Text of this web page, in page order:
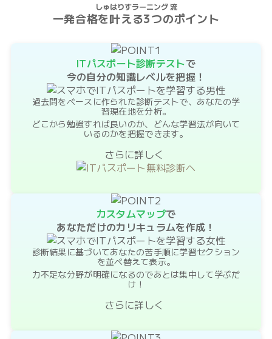
しゅはりすラーニング 流
一発合格を叶える3つのポイント
ITパスポート診断テストで
今の自分の知識レベルを把握！
過去問をベースに作られた診断テストで、あなたの学
習現在地を分析。
どこから勉強すれば良いのか、どんな学習法が向いて
いるのかを把握できます。
さらに詳しく
カスタムマップで
あなただけのカリキュラムを作成！
診断結果に基づいてあなたの苦手順に学習セクション
を並べ替えて表示。
力不足な分野が明確になるのであとは集中して学ぶだ
け！
さらに詳しく